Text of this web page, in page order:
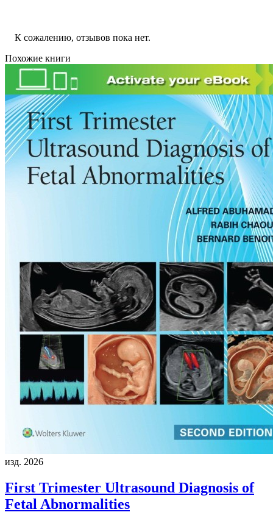
К сожалению, отзывов пока нет.
Похожие книги
изд. 2026
First Trimester Ultrasound Diagnosis of
Fetal Abnormalities